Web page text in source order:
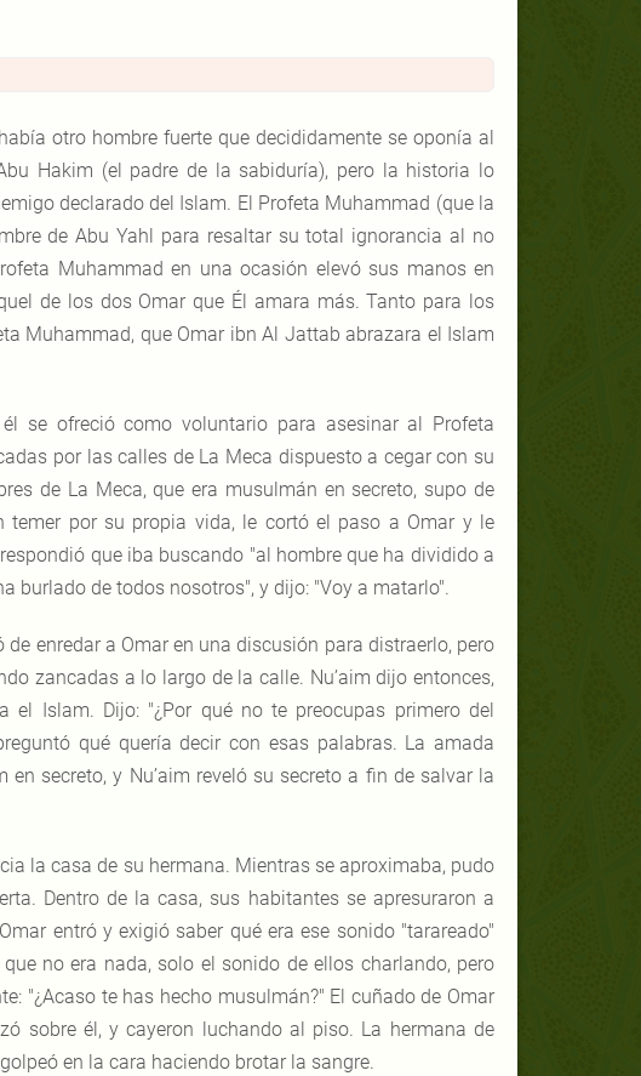
otro hombre fuerte que decididamente se oponía al
Hakim (el padre de la sabiduría), pero la historia lo
declarado del Islam. El Profeta Muhammad (que la
de Abu Yahl para resaltar su total ignorancia al no
Muhammad en una ocasión elevó sus manos en
de los dos Omar que Él amara más. Tanto para los
Muhammad, que Omar ibn Al Jattab abrazara el Islam
se ofreció como voluntario para asesinar al Profeta
por las calles de La Meca dispuesto a cegar con su
de La Meca, que era musulmán en secreto, supo de
temer por su propia vida, le cortó el paso a Omar y le
que iba buscando "al hombre que ha dividido a
burlado de todos nosotros", y dijo: "Voy a matarlo".
enredar a Omar en una discusión para distraerlo, pero
zancadas a lo largo de la calle. Nu’aim dijo entonces,
Islam. Dijo: "¿Por qué no te preocupas primero del
qué quería decir con esas palabras. La amada
secreto, y Nu’aim reveló su secreto a fin de salvar la
la casa de su hermana. Mientras se aproximaba, pudo
Dentro de la casa, sus habitantes se apresuraron a
entró y exigió saber qué era ese sonido "tarareado"
no era nada, solo el sonido de ellos charlando, pero
"¿Acaso te has hecho musulmán?" El cuñado de Omar
sobre él, y cayeron luchando al piso. La hermana de
en la cara haciendo brotar la sangre.